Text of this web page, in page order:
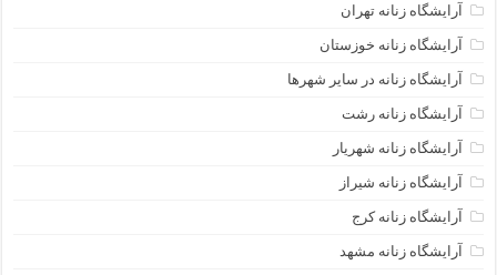
آرایشگاه زنانه تهران
آرایشگاه زنانه خوزستان
آرایشگاه زنانه در سایر شهرها
آرایشگاه زنانه رشت
آرایشگاه زنانه شهریار
آرایشگاه زنانه شیراز
آرایشگاه زنانه کرج
آرایشگاه زنانه مشهد